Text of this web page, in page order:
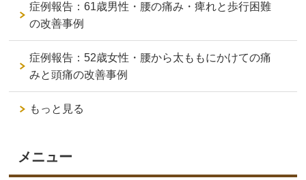
症例報告：61歳男性・腰の痛み・痺れと歩行困難
の改善事例
症例報告：52歳女性・腰から太ももにかけての痛
みと頭痛の改善事例
もっと見る
メニュー